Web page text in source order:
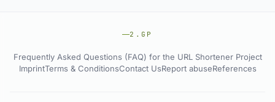
2.GP
Frequently Asked Questions (FAQ) for the URL Shortener Project
ImprintTerms & ConditionsContact UsReport abuseReferences